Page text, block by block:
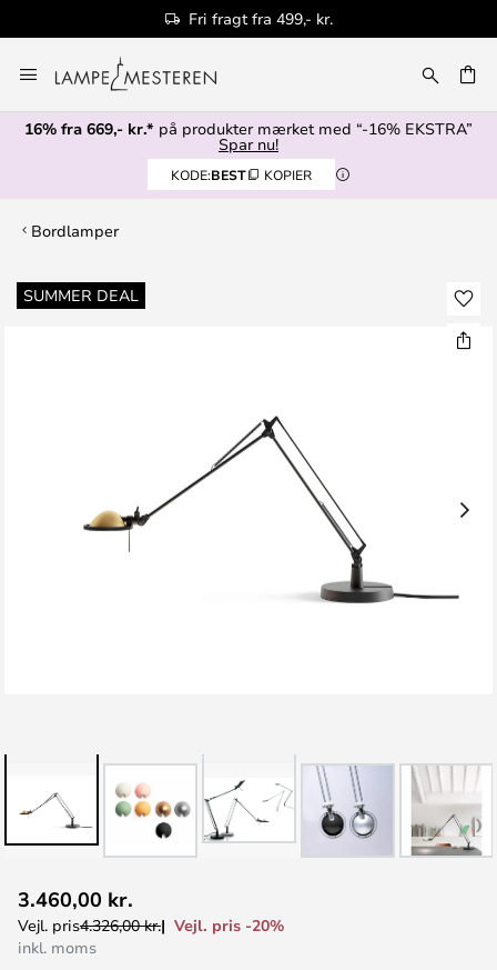
Fri fragt fra 499,- kr.
to
Content
16% fra 669,- kr.* på produkter mærket med “-16% EKSTRA”
Spar nu!
KODE:BEST KOPIER
Bordlamper
SUMMER DEAL
Gå
til
til
starten
3.460,00 kr.
Vejl. pris4.326,00 kr.
Vejl. pris -20%
inkl. moms